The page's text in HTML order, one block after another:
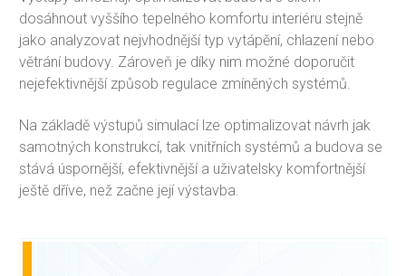
dosáhnout vyššího tepelného komfortu interiéru stejně
jako analyzovat nejvhodnější typ vytápění, chlazení nebo
větrání budovy. Zároveň je díky nim možné doporučit
nejefektivnější způsob regulace zmíněných systémů.
Na základě výstupů simulací lze optimalizovat návrh jak
samotných konstrukcí, tak vnitřních systémů a budova se
stává úspornější, efektivnější a uživatelsky komfortnější
ještě dříve, než začne její výstavba.